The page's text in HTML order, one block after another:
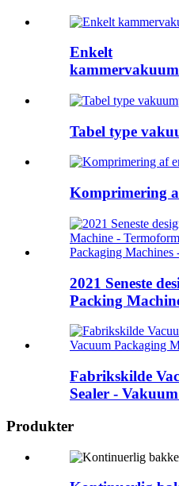
Enkelt
Tabel type
Komprimering
2021 Seneste
Packing
Fabrikskilde
Sealer -
Produkter